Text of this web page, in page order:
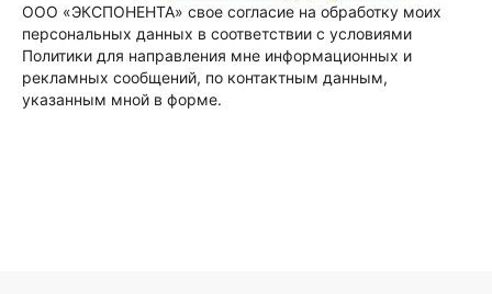
ООО «ЭКСПОНЕНТА» свое согласие на обработку моих
персональных данных в соответствии с условиями
Политики для направления мне информационных и
рекламных сообщений, по контактным данным,
указанным мной в форме.